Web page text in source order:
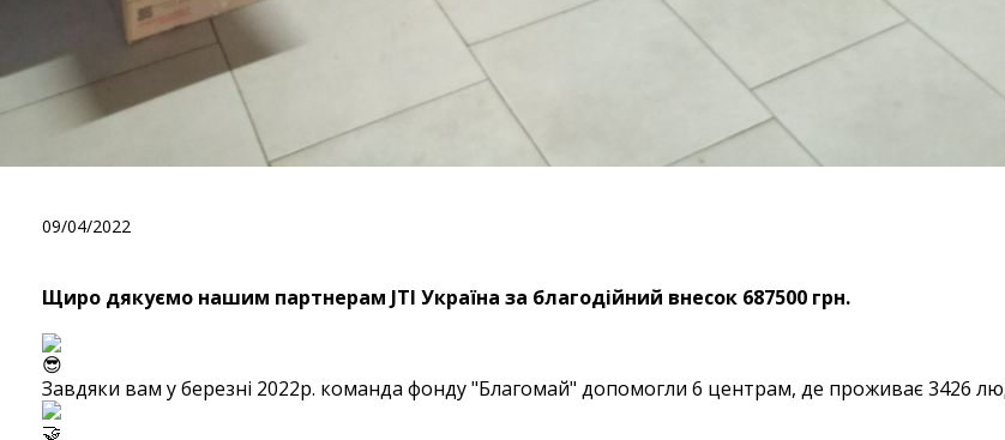
09/04/2022
Щиро дякуємо нашим партнерам JTI Україна за благодійний внесок 687500 грн. ⠀
Завдяки вам у березні 2022р. команда фонду "Благомай" допомогли 6 центрам, де проживає 3426